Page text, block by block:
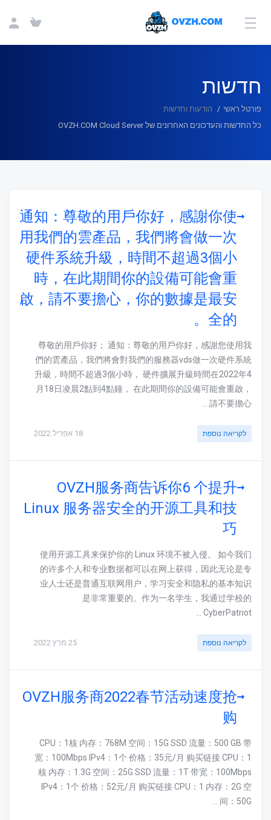
חדשות
פורטל ראשי
הודעות וחדשות
כל החדשות והעדכונים האחרונים של OVZH.COM Cloud Server
通知：尊敬的用戶你好，感謝你使
用我們的雲產品，我們將會做一次
硬件系統升級，時間不超過3個小
時，在此期間你的設備可能會重
啟，請不要擔心，你的數據是最安
全的。
尊敬的用戶你好； 通知：尊敬的用戶你好，感謝您使用我
們的雲產品，我們將會對我們的服務器vds做一次硬件系統
升級，時間不超過3個小時， 硬件擴展升級時間在2022年4
月18日凌晨2點到4點鐘， 在此期間你的設備可能會重啟，
請不要擔心 ...
לקריאה נוספת 18 אפריל 2022
OVZH服务商告诉你6 个提升
Linux 服务器安全的开源工具和技
巧
使用开源工具来保护你的 Linux 环境不被入侵。 如今我们
的许多个人和专业数据都可以在网上获得，因此无论是专
业人士还是普通互联网用户，学习安全和隐私的基本知识
是非常重要的。作为一名学生，我通过学校的
CyberPatriot ...
לקריאה נוספת 25 מרץ 2022
OVZH服务商2022春节活动速度抢
购
CPU：1核 内存：768M 空间：15G SSD 流量：500 GB 带
宽：100Mbps IPv4：1个 价格：35元/月 购买链接 CPU：1
核 内存：1.3G 空间：25G SSD 流量：1T 带宽：100Mbps
IPv4：1个 价格：52元/月 购买链接 CPU：1 内存：2G 空
间：50G ...